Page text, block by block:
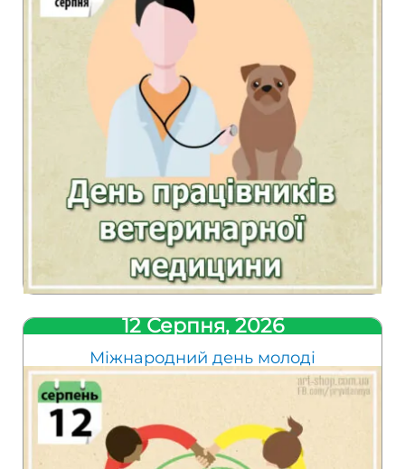
12 Серпня, 2026
Міжнародний день молоді